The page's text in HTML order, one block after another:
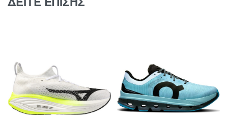
προσφέρει ασφαλή και υψηλής ποιότητας
απαλότητας, απόδοσης ενέργειας και
ελαφρότητας.
Ελαφριά εξωτερική Σόλα G3 με υψηλή πρόσφυση
που υποστηρίζει το γρήγορο τρέξιμο.